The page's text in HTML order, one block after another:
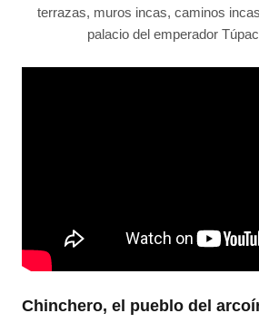
terrazas, muros incas, caminos
palacio del emperador
Chinchero, el pueblo del